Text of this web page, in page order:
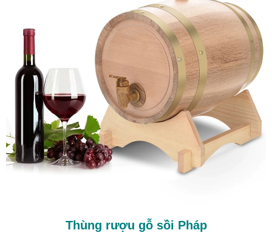
Thùng rượu gỗ sồi Pháp